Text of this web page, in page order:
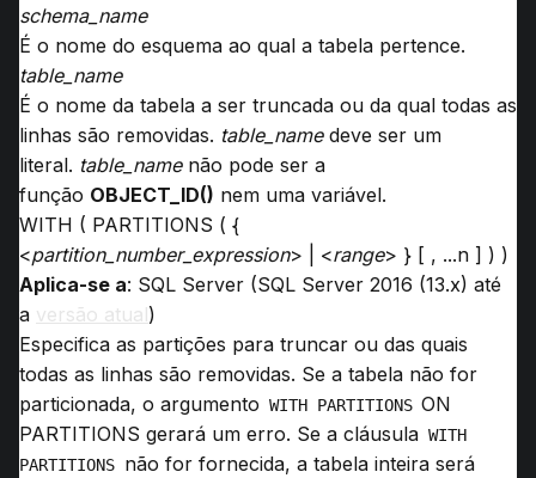
schema_name
É o nome do esquema ao qual a tabela pertence.
table_name
É o nome da tabela a ser truncada ou da qual todas as
linhas são removidas. table_name deve ser um
literal. table_name não pode ser a
função OBJECT_ID() nem uma variável.
WITH ( PARTITIONS ( {
<partition_number_expression> | <range> } [ , ...n ] ) )
Aplica-se a: SQL Server (SQL Server 2016 (13.x) até
a versão atual)
Especifica as partições para truncar ou das quais
todas as linhas são removidas. Se a tabela não for
particionada, o argumento WITH PARTITIONS ON
PARTITIONS gerará um erro. Se a cláusula WITH
PARTITIONS não for fornecida, a tabela inteira será